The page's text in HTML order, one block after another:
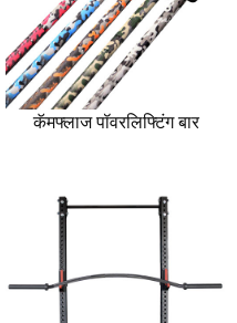
कॅमफ्लाज पॉवरलिफ्टिंग बार